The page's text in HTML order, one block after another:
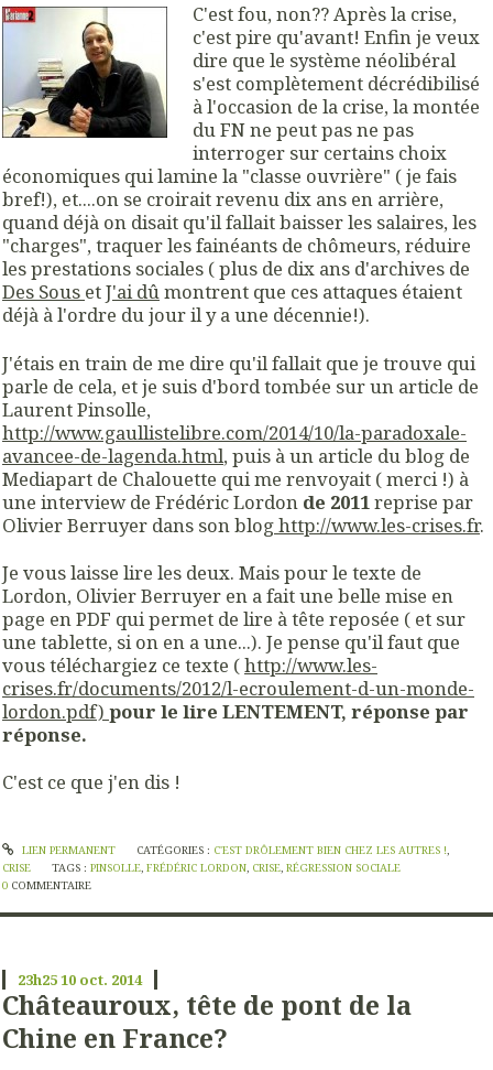
C'est fou, non?? Après la crise,
c'est pire qu'avant! Enfin je veux
dire que le système néolibéral
s'est complètement décrédibilisé
à l'occasion de la crise, la montée
du FN ne peut pas ne pas
interroger sur certains choix
économiques qui lamine la "classe ouvrière" ( je fais
bref!), et....on se croirait revenu dix ans en arrière,
quand déjà on disait qu'il fallait baisser les salaires, les
"charges", traquer les fainéants de chômeurs, réduire
les prestations sociales ( plus de dix ans d'archives de
Des Sous et J'ai dûmontrent que ces attaques étaient
déjà à l'ordre du jour il y a une décennie!).
J'étais en train de me dire qu'il fallait que je trouve qui
parle de cela, et je suis d'bord tombée sur un article de
Laurent Pinsolle,
http://www.gaullistelibre.com/2014/10/la-paradoxale-
avancee-de-lagenda.html, puis à un article du blog de
Mediapart de Chalouette qui me renvoyait ( merci !) à
une interview de Frédéric Lordon de 2011reprise par
Olivier Berruyer dans son bloghttp://www.les-crises.fr.
Je vous laisse lire les deux. Mais pour le texte de
Lordon, Olivier Berruyer en a fait une belle mise en
page en PDF qui permet de lire à tête reposée ( et sur
une tablette, si on en a une...). Je pense qu'il faut que
vous téléchargiez ce texte (http://www.les-
crises.fr/documents/2012/l-ecroulement-d-un-monde-
lordon.pdf) pour le lire LENTEMENT, réponse par
réponse.
C'est ce que j'en dis !
LIEN PERMANENT CATÉGORIES : C'EST DRÔLEMENT BIEN CHEZ LES AUTRES !
CRISE
TAGS :PINSOLLE ,FRÉDÉRIC LORDON CRISE ,RÉGRESSION SOCIALE
0 COMMENTAIRE
23h2510 oct. 2014
Châteauroux, tête de pont de la
Chine en France?